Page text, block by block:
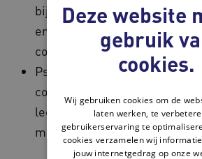
bij mensen met een
en met complexe
comorbiditeit.
Psycho-educatie en
cognitieve stoornissen,
leeftijd en voorlichting over
mensen met een
Deze website
gebruik
cookies.
Wij gebruiken cookies om de
laten werken, te
gebruikerservaring te
cookies verzamelen wij
jouw internetgedrag op onze